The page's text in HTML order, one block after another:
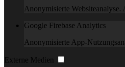
Anonymisierte Websiteanalyse.
Google Firebase Analytics
Anonymisierte App-
Externe Medien